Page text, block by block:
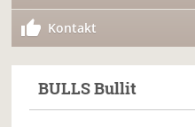
Kontakt
BULLSBullit